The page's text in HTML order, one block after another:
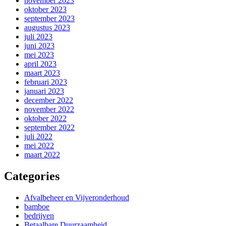
oktober 2023
september 2023
augustus 2023
juli 2023
juni 2023
mei 2023
april 2023
maart 2023
februari 2023
januari 2023
december 2022
november 2022
oktober 2022
september 2022
juli 2022
mei 2022
maart 2022
Categories
Afvalbeheer en Vijveronderhoud
bamboe
bedrijven